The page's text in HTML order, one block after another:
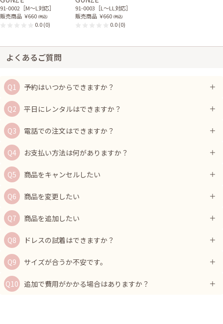
91-0002［M〜L対応］
販売商品 ￥660 (税込)
0.0(0)
91-0003［L〜LL対応］
販売商品 ￥660 (税込)
0.0(0)
よくあるご質問
予約はいつからできますか？
平日にレンタルはできますか？
電話での注文はできますか？
お支払い方法は何がありますか？
商品をキャンセルしたい
商品を変更したい
商品を追加したい
ドレスの試着はできますか？
サイズが合うか不安です。
追加で費用がかかる場合はありますか？